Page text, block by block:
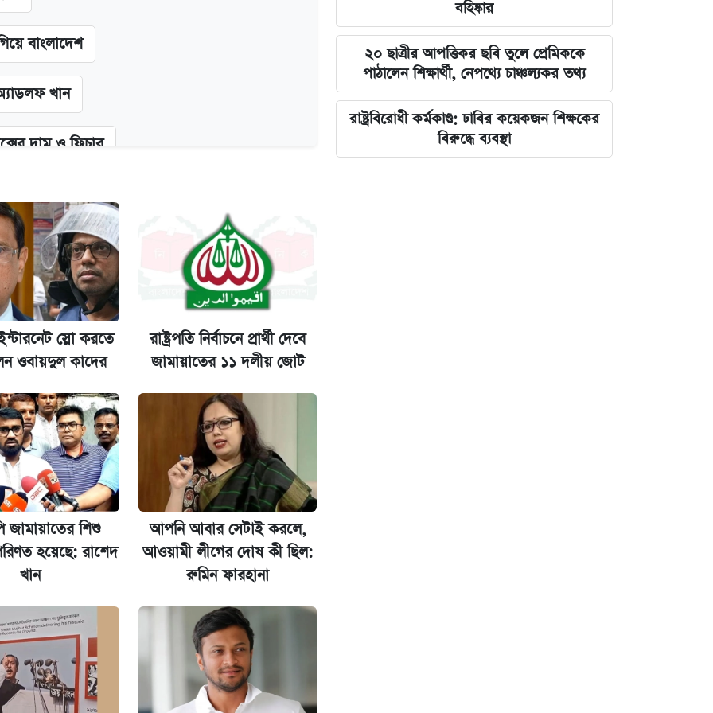
বাংলাদেশ
খান
দাম ও ফিচার
যা
বিরুদ্ধে ব্যবস্থা
স্লো করতে
ওবায়দুল কাদের
রাষ্ট্রপতি নির্বাচনে প্রার্থী দেবে
জামায়াতের ১১ দলীয় জোট
জামায়াতের শিশু
হয়েছে: রাশেদ
খান
আপনি আবার সেটাই করলে,
আওয়ামী লীগের দোষ কী ছিল:
রুমিন ফারহানা
বহিষ্কার
২০ ছাত্রীর আপত্তিকর ছবি তুলে প্রেমিককে
পাঠালেন শিক্ষার্থী, নেপথ্যে চাঞ্চল্যকর তথ্য
রাষ্ট্রবিরোধী কর্মকাণ্ড: ঢাবির কয়েকজন শিক্ষকের
বিরুদ্ধে ব্যবস্থা